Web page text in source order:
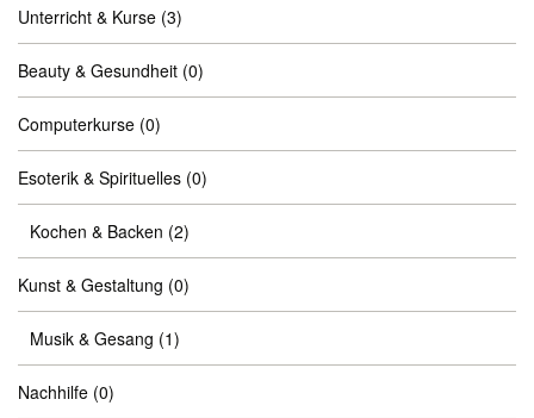
Unterricht & Kurse (3)
Beauty & Gesundheit (0)
Computerkurse (0)
Esoterik & Spirituelles (0)
Kochen & Backen (2)
Kunst & Gestaltung (0)
Musik & Gesang (1)
Nachhilfe (0)